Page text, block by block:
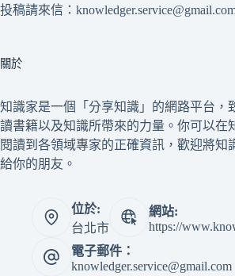
投稿請來信：
關於
知識家是一個「分享知識」的網路平台，
讀書籍以及知識所帶來的力量。你可以在
閱讀到各領域專家的正確資訊，歡迎將知
給你的朋友。
位於:
台北市
網站:
https://
電子郵件：
knowledger.service@gmail.com